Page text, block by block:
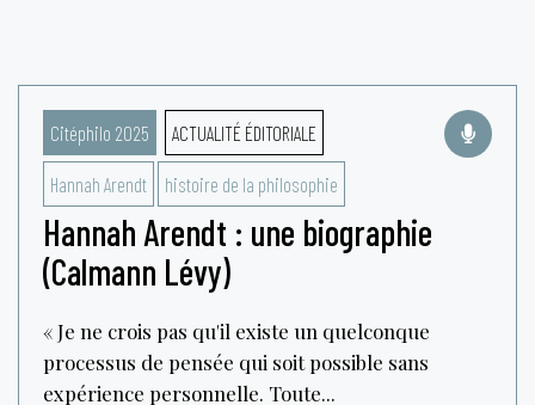
Citéphilo 2025 ACTUALITÉ ÉDITORIALE
Hannah Arendt histoire de la philosophie
Hannah Arendt : une biographie
(Calmann Lévy)
« Je ne crois pas qu'il existe un quelconque
processus de pensée qui soit possible sans
expérience personnelle. Toute...